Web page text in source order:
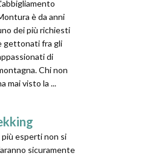
è da anni
dei più richiesti
gettonati fra gli
di
Chi non
mai visto la ...
più esperti non si
sicuramente